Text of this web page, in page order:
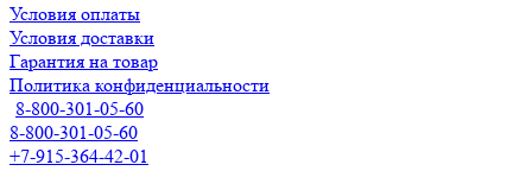
Условия оплаты
Условия доставки
Гарантия на товар
Политика конфиденциальности
8-800-301-05-60
8-800-301-05-60
+7-915-364-42-01